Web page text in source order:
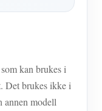
kan brukes i
Det brukes ikke i
annen modell